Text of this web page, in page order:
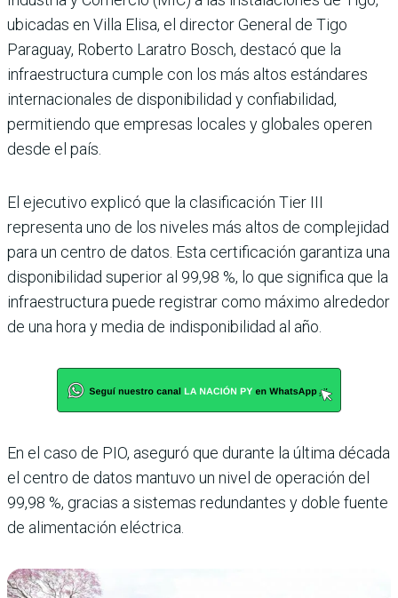
ubicadas en Villa Elisa, el director General de Tigo
Paraguay, Roberto Laratro Bosch, destacó que la
infraestructura cumple con los más altos estándares
internacionales de disponibilidad y confiabilidad,
permitiendo que empresas locales y globales operen
desde el país.
El ejecutivo explicó que la clasificación Tier III
representa uno de los niveles más altos de complejidad
para un centro de datos. Esta certificación garantiza una
disponibilidad superior al 99,98 %, lo que significa que la
infraestructura puede registrar como máximo alrededor
de una hora y media de indisponibilidad al año.
En el caso de PIO, aseguró que durante la última década
el centro de datos mantuvo un nivel de operación del
99,98 %, gracias a sistemas redundantes y doble fuente
de alimentación eléctrica.